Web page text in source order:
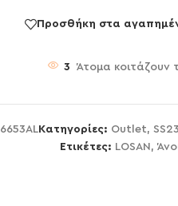
Προσθήκη στα
3 Άτομα κοιτάζουν
Κατηγορίες: Outlet, SS23
Ετικέτες: LOSAN,